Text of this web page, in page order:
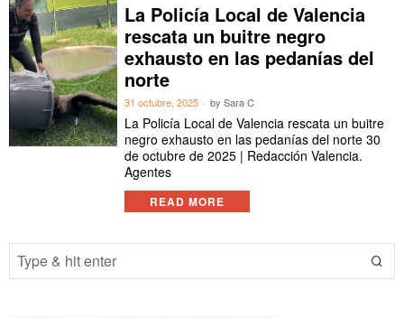
La Policía Local de Valencia
rescata un buitre negro
exhausto en las pedanías del
norte
31 octubre, 2025 bySara C
La Policía Local de Valencia rescata un buitre
negro exhausto en las pedanías del norte 30
de octubre de 2025 | Redacción Valencia.
Agentes
READ MORE